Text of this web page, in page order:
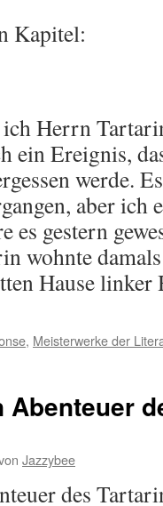
Kapitel:
Herrn
ein Ereignis,
werde.
aber ich
es gestern
wohnte
Hause
, Meisterwerke der
Abenteuer
Jazzybee
des